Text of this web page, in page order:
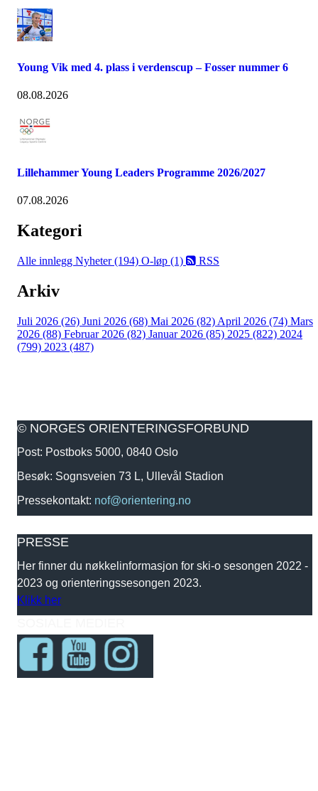
Young Vik med 4. plass i verdenscup – Fosser nummer 6
08.08.2026
Lillehammer Young Leaders Programme 2026/2027
07.08.2026
Kategori
Alle innlegg Nyheter (194) O-løp (1) RSS
Arkiv
Juli 2026 (26) Juni 2026 (68) Mai 2026 (82) April 2026 (74) Mars
2026 (88) Februar 2026 (82) Januar 2026 (85) 2025 (822) 2024
(799) 2023 (487)
© NORGES ORIENTERINGSFORBUND
Post: Postboks 5000, 0840 Oslo
Besøk: Sognsveien 73 L, Ullevål Stadion
Pressekontakt: nof@orientering.no
PRESSE
Her finner du nøkkelinformasjon for ski-o sesongen 2022 -
2023 og orienteringssesongen 2023.
Klikk her